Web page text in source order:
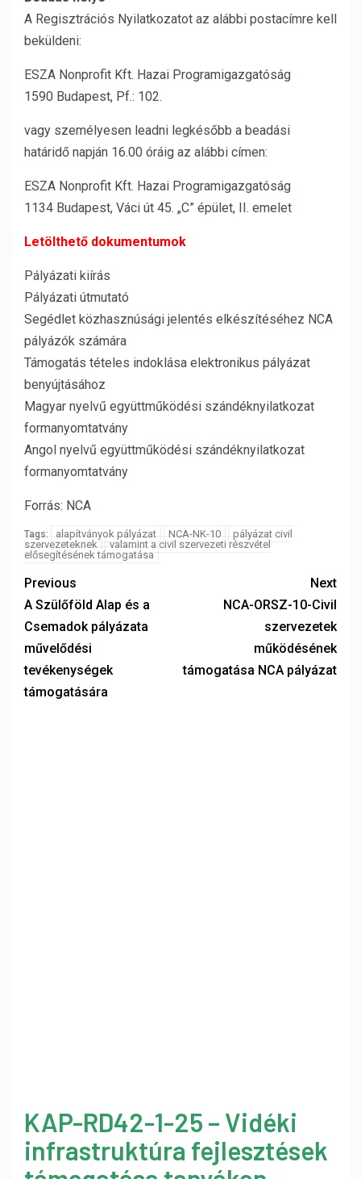
A Regisztrációs Nyilatkozatot az alábbi postacímre kell
beküldeni:
ESZA Nonprofit Kft. Hazai Programigazgatóság
1590 Budapest, Pf.: 102.
vagy személyesen leadni legkésőbb a beadási
határidő napján 16.00 óráig az alábbi címen:
ESZA Nonprofit Kft. Hazai Programigazgatóság
1134 Budapest, Váci út 45. „C” épület, II. emelet
Letölthető dokumentumok
Pályázati kiírás
Pályázati útmutató
Segédlet közhasznúsági jelentés elkészítéséhez NCA
pályázók számára
Támogatás tételes indoklása elektronikus pályázat
benyújtásához
Magyar nyelvű együttműködési szándéknyilatkozat
formanyomtatvány
Angol nyelvű együttműködési szándéknyilatkozat
formanyomtatvány
Forrás: NCA
Tags: alapítványok pályázat NCA-NK-10
pályázat civil
szervezeteknek
valamint a civil szervezeti részvétel
elősegítésének támogatása
Previous
A Szülőföld Alap és a
Csemadok pályázata
művelődési
tevékenységek
támogatására
Next
NCA-ORSZ-10-Civil
szervezetek
működésének
támogatása NCA pályázat
KAP-RD42-1-25 – Vidéki
infrastruktúra fejlesztések